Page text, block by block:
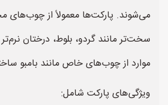
می‌شوند. پارکت‌ها معمولاً از چوب‌های
سخت‌تر مانند گردو، بلوط، درختان
موارد از چوب‌های خاص مانند بامبو
ویژگی‌های پارکت شامل: